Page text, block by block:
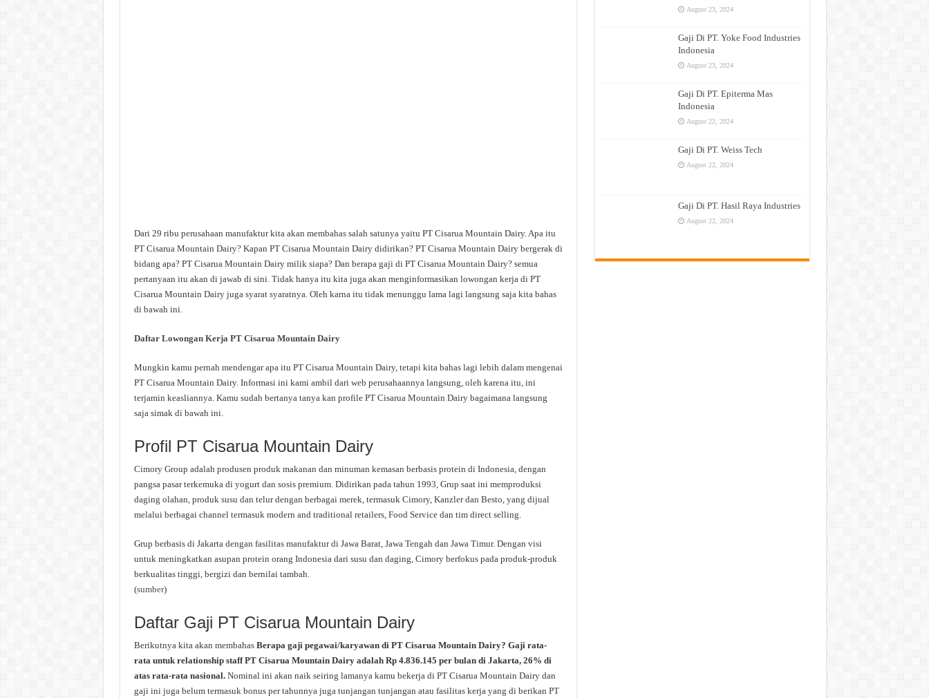
Dari 29 ribu perusahaan manufaktur kita akan membahas salah satunya yaitu PT Cisarua Mountain Dairy. Apa itu
PT Cisarua Mountain Dairy? Kapan PT Cisarua Mountain Dairy didirikan? PT Cisarua Mountain Dairy bergerak di
bidang apa? PT Cisarua Mountain Dairy milik siapa? Dan berapa gaji di PT Cisarua Mountain Dairy? semua
pertanyaan itu akan di jawab di sini. Tidak hanya itu kita juga akan menginformasikan lowongan kerja di PT
Cisarua Mountain Dairy juga syarat syaratnya. Oleh karna itu tidak menunggu lama lagi langsung saja kita bahas
di bawah ini.
Daftar Lowongan Kerja PT Cisarua Mountain Dairy
Mungkin kamu pernah mendengar apa itu PT Cisarua Mountain Dairy, tetapi kita bahas lagi lebih dalam mengenai
PT Cisarua Mountain Dairy. Informasi ini kami ambil dari web perusahaannya langsung, oleh karena itu, ini
terjamin keasliannya. Kamu sudah bertanya tanya kan profile PT Cisarua Mountain Dairy bagaimana langsung
saja simak di bawah ini.
Profil PT Cisarua Mountain Dairy
Cimory Group adalah produsen produk makanan dan minuman kemasan berbasis protein di Indonesia, dengan
pangsa pasar terkemuka di yogurt dan sosis premium. Didirikan pada tahun 1993, Grup saat ini memproduksi
daging olahan, produk susu dan telur dengan berbagai merek, termasuk Cimory, Kanzler dan Besto, yang dijual
melalui berbagai channel termasuk modern and traditional retailers, Food Service dan tim direct selling.
Grup berbasis di Jakarta dengan fasilitas manufaktur di Jawa Barat, Jawa Tengah dan Jawa Timur. Dengan visi
untuk meningkatkan asupan protein orang Indonesia dari susu dan daging, Cimory berfokus pada produk-produk
berkualitas tinggi, bergizi dan bernilai tambah.
(sumber)
Daftar Gaji PT Cisarua Mountain Dairy
Berikutnya kita akan membahas Berapa gaji pegawai/karyawan di PT Cisarua Mountain Dairy? Gaji rata-
rata untuk relationship staff PT Cisarua Mountain Dairy adalah Rp 4.836.145 per bulan di Jakarta, 26% di
atas rata-rata nasional. Nominal ini akan naik seiring lamanya kamu bekerja di PT Cisarua Mountain Dairy dan
gaji ini juga belum termasuk bonus per tahunnya juga tunjangan tunjangan atau fasilitas kerja yang di berikan PT
August 23, 2024
Gaji Di PT. Yoke Food Industries
Indonesia
August 23, 2024
Gaji Di PT. Epiterma Mas
Indonesia
August 22, 2024
Gaji Di PT. Weiss Tech
August 22, 2024
Gaji Di PT. Hasil Raya Industries
August 22, 2024